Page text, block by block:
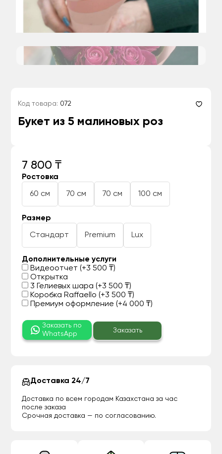
Код товара: 072
Букет из 5 малиновых роз
7 800 ₸
Ростовка
60 см 70 см 70 см 100 см
Размер
Стандарт Premium Lux
Дополнительные услуги
Видеоотчет (+3 500 ₸)
Открытка
3 Гелиевых шара (+3 500 ₸)
Коробка Raffaello (+3 500 ₸)
Премиум оформление (+4 000 ₸)
Заказать по
WhatsApp
Заказать
Доставка 24/7
Доставка по всем городам Казахстана за час
после заказа
Срочная доставка — по согласованию.